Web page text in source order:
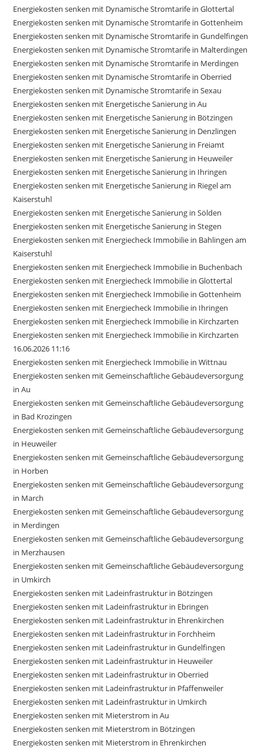
Energiekosten senken mit Dynamische Stromtarife in Glottertal
Energiekosten senken mit Dynamische Stromtarife in Gottenheim
Energiekosten senken mit Dynamische Stromtarife in Gundelfingen
Energiekosten senken mit Dynamische Stromtarife in Malterdingen
Energiekosten senken mit Dynamische Stromtarife in Merdingen
Energiekosten senken mit Dynamische Stromtarife in Oberried
Energiekosten senken mit Dynamische Stromtarife in Sexau
Energiekosten senken mit Energetische Sanierung in Au
Energiekosten senken mit Energetische Sanierung in Bötzingen
Energiekosten senken mit Energetische Sanierung in Denzlingen
Energiekosten senken mit Energetische Sanierung in Freiamt
Energiekosten senken mit Energetische Sanierung in Heuweiler
Energiekosten senken mit Energetische Sanierung in Ihringen
Energiekosten senken mit Energetische Sanierung in Riegel am
Kaiserstuhl
Energiekosten senken mit Energetische Sanierung in Sölden
Energiekosten senken mit Energetische Sanierung in Stegen
Energiekosten senken mit Energiecheck Immobilie in Bahlingen am
Kaiserstuhl
Energiekosten senken mit Energiecheck Immobilie in Buchenbach
Energiekosten senken mit Energiecheck Immobilie in Glottertal
Energiekosten senken mit Energiecheck Immobilie in Gottenheim
Energiekosten senken mit Energiecheck Immobilie in Ihringen
Energiekosten senken mit Energiecheck Immobilie in Kirchzarten
Energiekosten senken mit Energiecheck Immobilie in Kirchzarten
16.06.2026 11:16
Energiekosten senken mit Energiecheck Immobilie in Wittnau
Energiekosten senken mit Gemeinschaftliche Gebäudeversorgung
in Au
Energiekosten senken mit Gemeinschaftliche Gebäudeversorgung
in Bad Krozingen
Energiekosten senken mit Gemeinschaftliche Gebäudeversorgung
in Heuweiler
Energiekosten senken mit Gemeinschaftliche Gebäudeversorgung
in Horben
Energiekosten senken mit Gemeinschaftliche Gebäudeversorgung
in March
Energiekosten senken mit Gemeinschaftliche Gebäudeversorgung
in Merdingen
Energiekosten senken mit Gemeinschaftliche Gebäudeversorgung
in Merzhausen
Energiekosten senken mit Gemeinschaftliche Gebäudeversorgung
in Umkirch
Energiekosten senken mit Ladeinfrastruktur in Bötzingen
Energiekosten senken mit Ladeinfrastruktur in Ebringen
Energiekosten senken mit Ladeinfrastruktur in Ehrenkirchen
Energiekosten senken mit Ladeinfrastruktur in Forchheim
Energiekosten senken mit Ladeinfrastruktur in Gundelfingen
Energiekosten senken mit Ladeinfrastruktur in Heuweiler
Energiekosten senken mit Ladeinfrastruktur in Oberried
Energiekosten senken mit Ladeinfrastruktur in Pfaffenweiler
Energiekosten senken mit Ladeinfrastruktur in Umkirch
Energiekosten senken mit Mieterstrom in Au
Energiekosten senken mit Mieterstrom in Bötzingen
Energiekosten senken mit Mieterstrom in Ehrenkirchen